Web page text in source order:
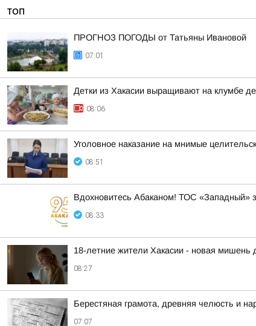
ТОП
ПРОГНОЗ ПОГОДЫ от Татьяны Ивановой
07:01
Детки из Хакасии выращивают на клумбе
08:06
Уголовное наказание на мнимые
08:51
Вдохновитесь Абаканом! ТОС «Западный»
08:33
18-летние жители Хакасии - новая мишень
08:27
Берестяная грамота, древняя челюсть и
07:07